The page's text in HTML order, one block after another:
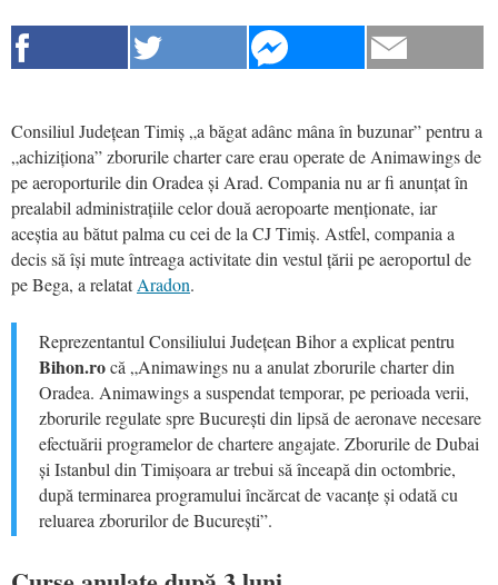
Consiliul Județean Timiș „a băgat adânc mâna în buzunar” pentru a
„achiziționa” zborurile charter care erau operate de Animawings de
pe aeroporturile din Oradea și Arad. Compania nu ar fi anunțat în
prealabil administrațiile celor două aeropoarte menționate, iar
aceștia au bătut palma cu cei de la CJ Timiș. Astfel, compania a
decis să își mute întreaga activitate din vestul țării pe aeroportul de
pe Bega, a relatatAradon.
Reprezentantul Consiliului Județean Bihor a explicat pentru
Bihon.rocă „Animawings nu a anulat zborurile charter din
Oradea. Animawings a suspendat temporar, pe perioada verii,
zborurile regulate spre București din lipsă de aeronave necesare
efectuării programelor de chartere angajate. Zborurile de Dubai
și Istanbul din Timișoara ar trebui să înceapă din octombrie,
după terminarea programului încărcat de vacanțe și odată cu
reluarea zborurilor de București”.